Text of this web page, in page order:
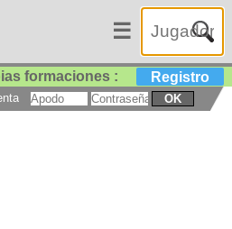
☰
formaciones : Registro
OK